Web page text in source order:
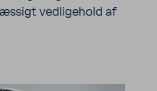
vedlige­hold af